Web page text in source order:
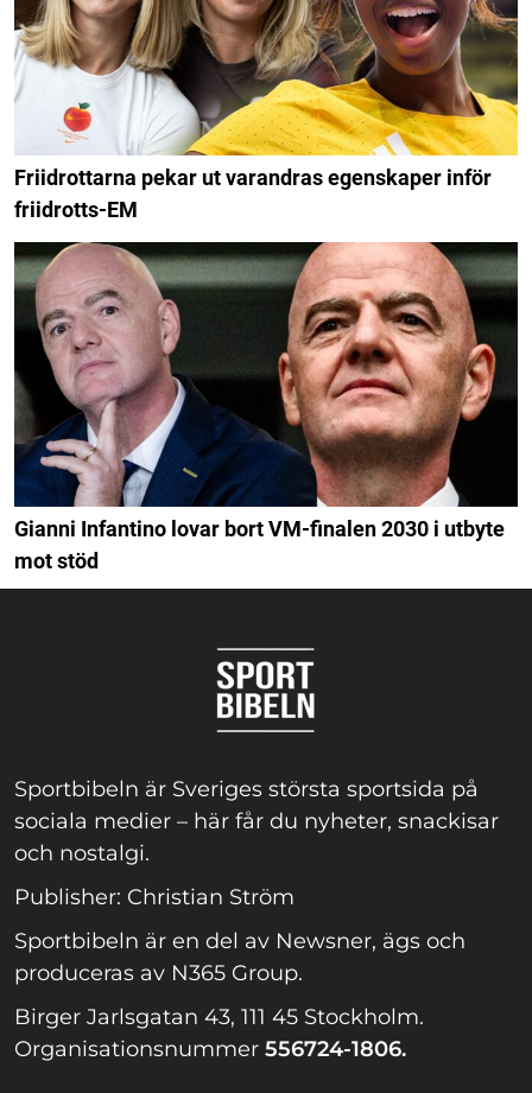
Friidrottarna pekar ut varandras egenskaper inför
friidrotts-EM
Gianni Infantino lovar bort VM-finalen 2030 i utbyte
mot stöd
Sportbibeln är Sveriges största sportsida på
sociala medier – här får du nyheter, snackisar
och nostalgi.
Publisher: Christian Ström
Sportbibeln är en del av Newsner, ägs och
produceras av N365 Group.
Birger Jarlsgatan 43, 111 45 Stockholm.
Organisationsnummer 556724-1806.